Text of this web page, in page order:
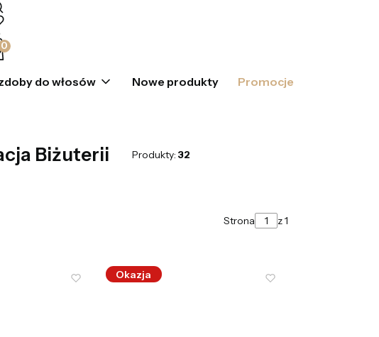
w koszyku: 0. Zobacz szczegóły
do włosów Nowe produkty Promocje
Biżuterii Produkty: 32
Strona z 1
Okazja